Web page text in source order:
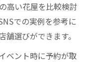
高い花屋を比較検討
での実例を参考に
選びができます。
ベント時に予約が取